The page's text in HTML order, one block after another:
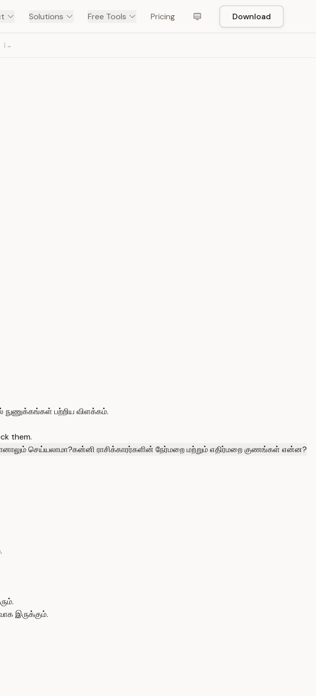
Solutions Free Tools Pricing Download
KANNI | பணம் கொட்டோ கொட்டுனு கொட்டப்போகுது! | JEEVITHA … — TRANSCRIPT
நுணுக்கங்கள் பற்றிய விளக்கம்.
them.
செய்யலாமா?கன்னி ராசிக்காரர்களின் நேர்மறை மற்றும் எதிர்மறை குணங்கள் என்ன?
இருக்கும்.